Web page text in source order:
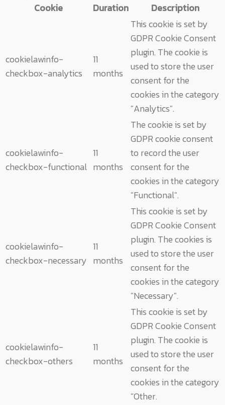
Cookie
Duration Description
cookielawinfo-
checkbox-analytics
11
months
This cookie is set by
GDPR Cookie Consent
plugin. The cookie is
used to store the user
consent for the
cookies in the category
"Analytics".
cookielawinfo-
checkbox-functional
11
months
The cookie is set by
GDPR cookie consent
to record the user
consent for the
cookies in the category
"Functional".
cookielawinfo-
checkbox-necessary
11
months
This cookie is set by
GDPR Cookie Consent
plugin. The cookies is
used to store the user
consent for the
cookies in the category
"Necessary".
cookielawinfo-
checkbox-others
11
months
This cookie is set by
GDPR Cookie Consent
plugin. The cookie is
used to store the user
consent for the
cookies in the category
"Other.